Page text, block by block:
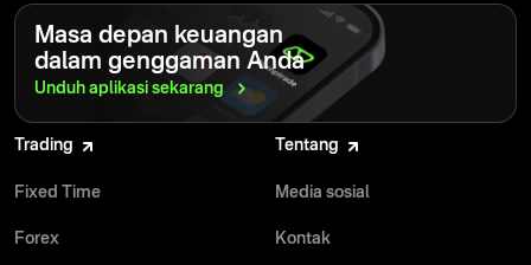
Masa depan keuangan
dalam genggaman Anda
Unduh aplikasi sekarang
Trading
Fixed Time
Forex
Tentang
Media sosial
Kontak